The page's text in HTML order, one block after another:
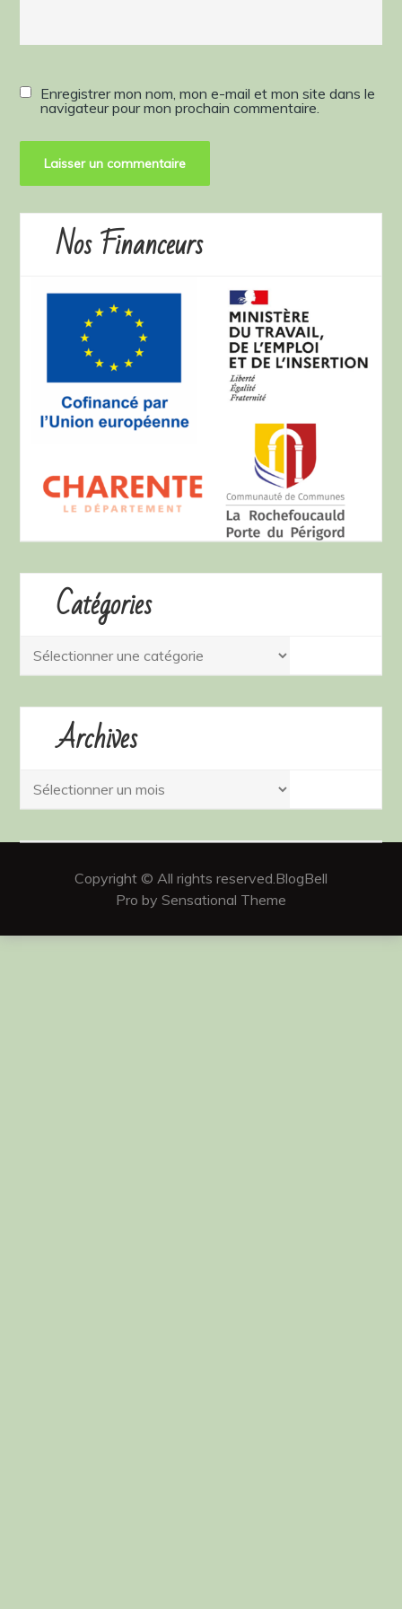
Enregistrer mon nom, mon e-mail et mon site dans le
navigateur pour mon prochain commentaire.
Nos Financeurs
Catégories
Catégories
Archives
Archives
Copyright © All rights reserved.BlogBell
Pro by Sensational Theme